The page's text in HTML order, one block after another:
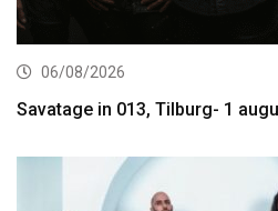
06/08/2026
Savatage in 013, Tilburg- 1